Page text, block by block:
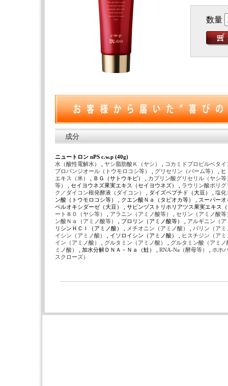
数量
成分
ニュートロン nPS c.w.p (40g)
水（酸性電解水）
ヤシ脂肪酸Ｋ（ヤシ）
コカミドプロピルベタ
プロパンジオール（トウモロコシ等）
グリセリン（パーム等）
,
エキス（米）
, ＢＧ（サトウキビ） ,
カプリン酸グリセリル（ヤシ
等）
, セイヨウネズ果実エキス（セイヨウネズ） ,
ラウリン酸ポリ
ク／ダイコン根発酵液（ダイコン）
, ダイズペプチド（大豆） , 塩化
ン酸（トウモロコシ等） , クエン酸Ｎａ（タピオカ等） , スーパー
ペルオキシダーゼ（大豆） , サピンヅストリホリアツス果実エキス
ート８０（ヤシ等）
アラニン（アミノ酸等）
セリン（アミノ酸
ン酸Ｎａ（アミノ酸等）
, プロリン（アミノ酸等） ,
アルギニン（
リシンＨＣｌ（アミノ酸） ,
メチオニン（アミノ酸）
バリン（ア
イシン（アミノ酸）
, イソロイシン（アミノ酸） ,
ヒスチジン（ア
イン（アミノ酸）
グルタミン（アミノ酸）
グルタミン酸（アミ
ミノ酸）
, 加水分解ＤＮＡ－Ｎａ（鮭） , RNA-Na（酵母等）
ホホ
スクローズ）